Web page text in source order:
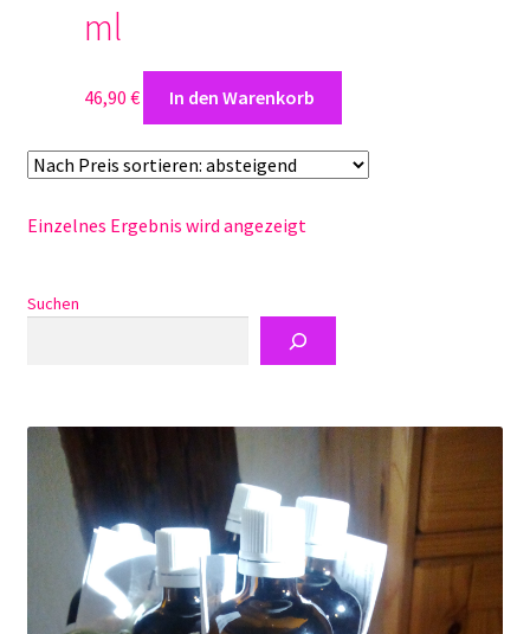
Unsere Philosophie
Warenkorb
Zugelassene Aktivitäten- Genehmigungen
ml
46,90 € In den Warenkorb
Einzelnes Ergebnis wird angezeigt
Suchen